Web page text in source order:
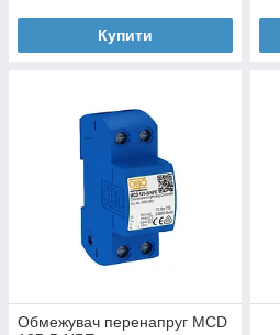
Купити
Обмежувач перенапруг MCD